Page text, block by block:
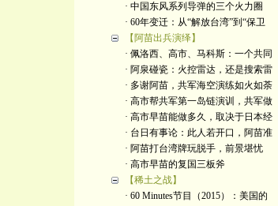
· 中国东风系列导弹的三个火力圈
· 60年变迁：从“解放台湾”到“保卫
【阿苗出兵演绎】
· 佩洛西、高市、马科斯：一个共同
· 阿泉碰瓷：火控雷达，还是搜索雷
· 多谢阿苗，共军海空演练如火如荼
· 高市帮共军第一岛链演训，共军做
· 高市早苗能做多久，取决于日本经
· 台日有事论：此人若开口，阿苗准
· 阿苗打台湾牌玩脱手，前景堪忧
· 高市早苗的复国三板斧
【稀土之战】
· 60 Minutes节目（2015）：美国的